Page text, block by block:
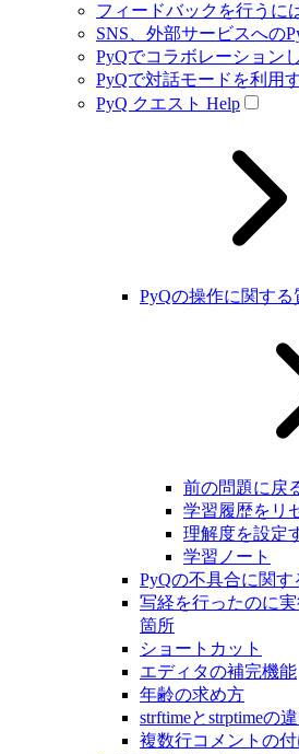
フィードバックを行うに
SNS、外部サービスへの
PyQでコラボレーション
PyQで対話モードを利用
PyQ クエスト Help
PyQの操作に関する
前の問題に戻
学習履歴をリ
理解度を設定
学習ノート
PyQの不具合に関す
写経を行ったのに
箇所
ショートカット
エディタの補完機能
年齢の求め方
strftimeとstrptimeの
複数行コメントの